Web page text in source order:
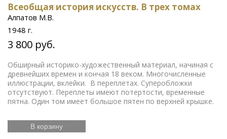
Всеобщая история искусств. В трех томах
Алпатов М.В.
1948 г.
3 800 руб.
Обширный историко-художественный материал, начиная с
древнейших времен и кончая 18 веком. Многочисленные
иллюстрации, вклейки. В переплетах. Суперобложки
отсутствуют. Переплеты имеют потертости, временные
пятна. Один том имеет большое пятен по верхней крышке.
В корзину